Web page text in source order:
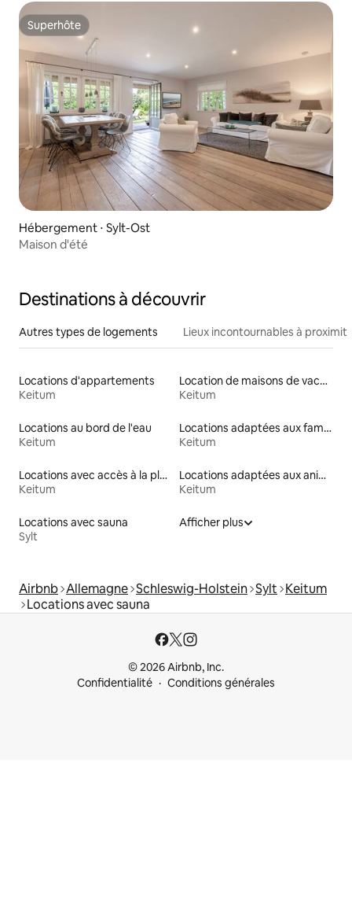
Superhôte
Superhôte
Hébergement ⋅ Sylt-Ost
Maison d'été
Destinations à découvrir
Autres types de logements Lieux incontournables à
Locations d'appartements
Keitum
Location de maisons de vacances
Keitum
Locations au bord de l'eau
Keitum
Locations adaptées aux familles
Keitum
Locations avec accès à la plage
Keitum
Locations adaptées aux animaux
Keitum
Locations avec sauna
Sylt
Afficher plus
Airbnb Allemagne Schleswig-Holstein Sylt Keitum
Locations avec sauna
© 2026 Airbnb, Inc.
Confidentialité
Conditions générales